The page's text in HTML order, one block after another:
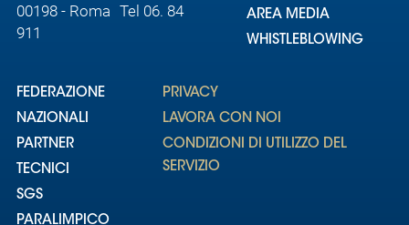
00198 - Roma Tel 06. 84
911
AREA MEDIA
WHISTLEBLOWING
FEDERAZIONE
NAZIONALI
PARTNER
TECNICI
SGS
PARALIMPICO
PRIVACY
LAVORA CON NOI
CONDIZIONI DI UTILIZZO DEL
SERVIZIO